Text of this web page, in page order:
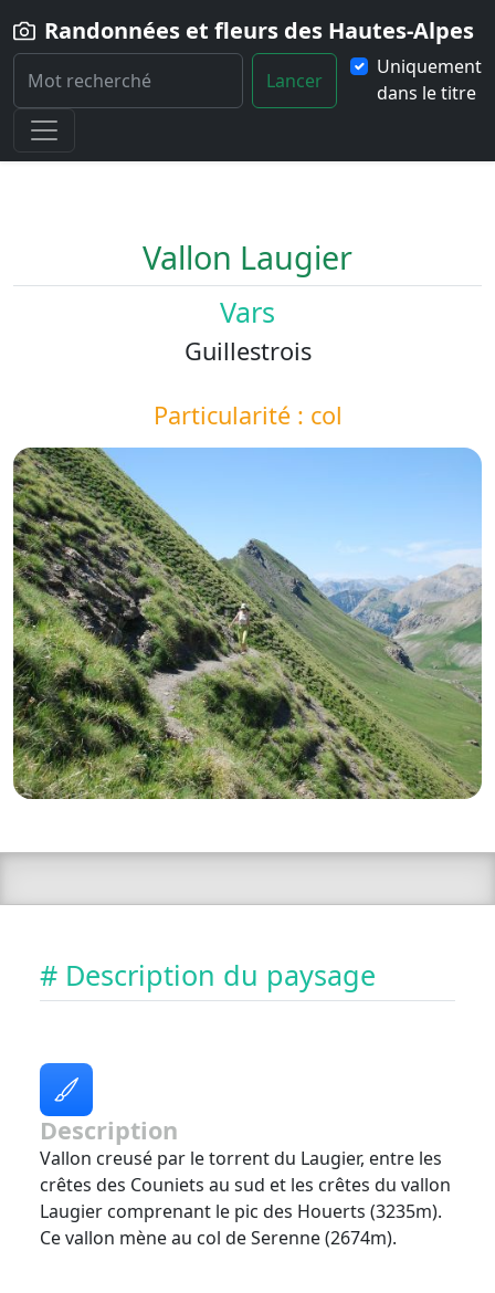
Randonnées et fleurs des Hautes-Alpes
Lancer
Uniquement
dans le titre
Home
Paysage Vallon-Laugier
Vallon Laugier
Vars
Guillestrois
Particularité : col
# Description du paysage
Description
Vallon creusé par le torrent du Laugier, entre les
crêtes des Couniets au sud et les crêtes du vallon
Laugier comprenant le pic des Houerts (3235m).
Ce vallon mène au col de Serenne (2674m).